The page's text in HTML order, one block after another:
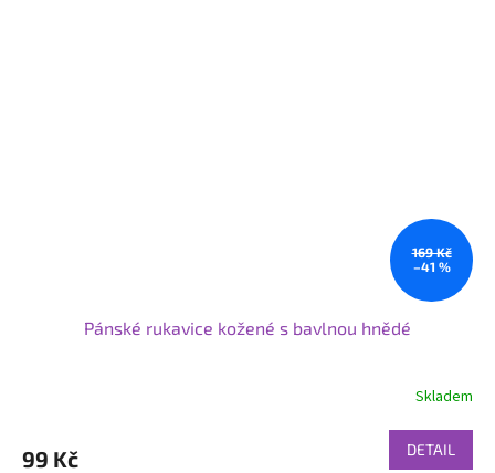
169 Kč
–41 %
Pánské rukavice kožené s bavlnou hnědé
Skladem
99 Kč DETAIL